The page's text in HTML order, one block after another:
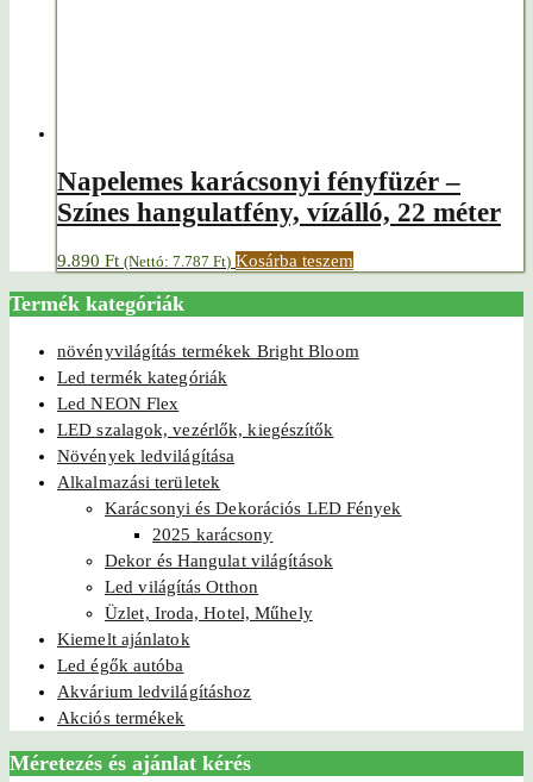
Napelemes karácsonyi fényfüzér –
Színes hangulatfény, vízálló, 22 méter
9.890 Ft (Nettó: 7.787 Ft) Kosárba teszem
Termék kategóriák
növényvilágítás termékek Bright Bloom
Led termék kategóriák
Led NEON Flex
LED szalagok, vezérlők, kiegészítők
Növények ledvilágítása
Alkalmazási területek
Karácsonyi és Dekorációs LED Fények
2025 karácsony
Dekor és Hangulat világítások
Led világítás Otthon
Üzlet, Iroda, Hotel, Műhely
Kiemelt ajánlatok
Led égők autóba
Akvárium ledvilágításhoz
Akciós termékek
Méretezés és ajánlat kérés